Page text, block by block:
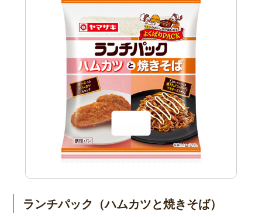
ランチパック（ハムカツと焼きそば）